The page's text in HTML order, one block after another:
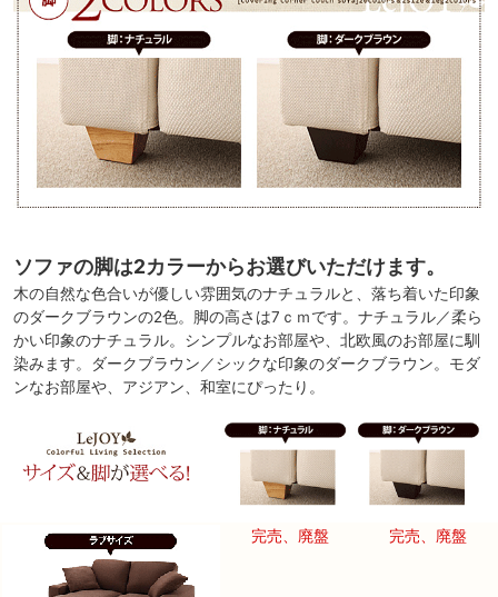
ソファの脚は2カラーからお選びいただけます。
木の自然な色合いが優しい雰囲気のナチュラルと、落ち着いた印象
のダークブラウンの2色。脚の高さは7ｃｍです。ナチュラル／柔ら
かい印象のナチュラル。シンプルなお部屋や、北欧風のお部屋に馴
染みます。ダークブラウン／シックな印象のダークブラウン。モダ
ンなお部屋や、アジアン、和室にぴったり。
完売、廃盤 完売、廃盤